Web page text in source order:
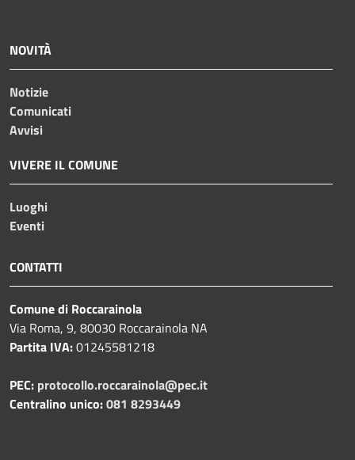
NOVITÀ
Notizie
Comunicati
Avvisi
VIVERE IL COMUNE
Luoghi
Eventi
CONTATTI
Comune di Roccarainola
Via Roma, 9, 80030 Roccarainola NA
Partita IVA:01245581218
PEC: protocollo.roccarainola@pec.it
Centralino unico:081 8293449